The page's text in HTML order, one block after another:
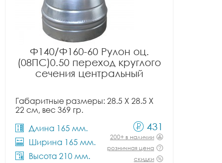
Ф140/Ф160-60 Рулон оц.
(08ПС)0.50 переход круглого
сечения центральный
Габаритные размеры: 28.5 X 28.5 X
22 см, вес 369 гр.
Длина 165 мм.
Ширина 165 мм.
Высота 210 мм.
431
200+ в наличии
розничная цена
скидки